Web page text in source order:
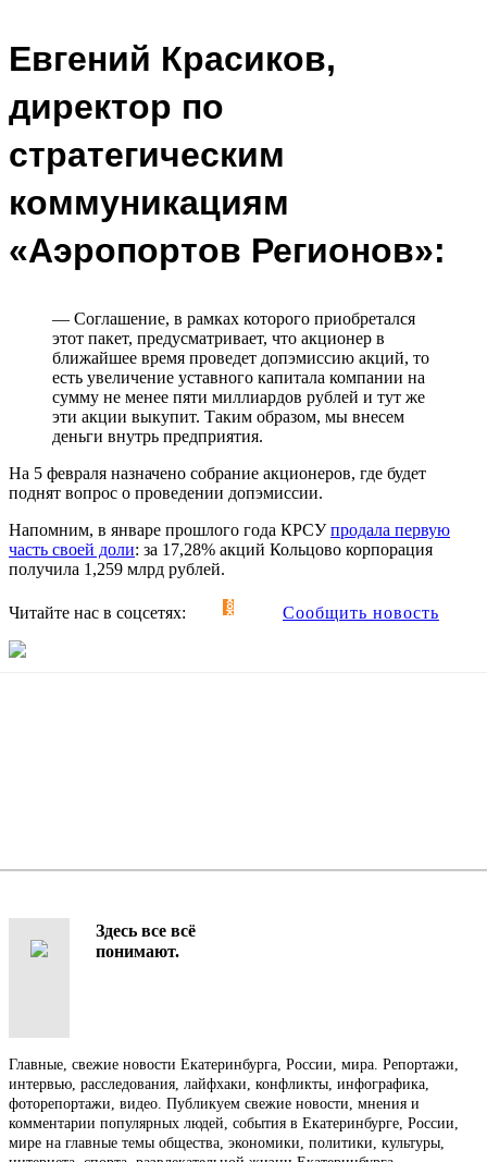
Евгений Красиков,
директор по
стратегическим
коммуникациям
«Аэропортов Регионов»:
— Соглашение, в рамках которого приобретался
этот пакет, предусматривает, что акционер в
ближайшее время проведет допэмиссию акций, то
есть увеличение уставного капитала компании на
сумму не менее пяти миллиардов рублей и тут же
эти акции выкупит. Таким образом, мы внесем
деньги внутрь предприятия.
На 5 февраля назначено собрание акционеров, где будет
поднят вопрос о проведении допэмиссии.
Напомним, в январе прошлого года КРСУпродала первую
часть своей доли: за 17,28% акций Кольцово корпорация
получила 1,259 млрд рублей.
Читайте нас в соцсетях: Сообщить новость
Здесь все всё
понимают.
Главные, свежие новости Екатеринбурга, России, мира. Репортажи,
интервью, расследования, лайфхаки, конфликты, инфографика,
фоторепортажи, видео. Публикуем свежие новости, мнения и
комментарии популярных людей, события в Екатеринбурге, России,
мире на главные темы общества, экономики, политики, культуры,